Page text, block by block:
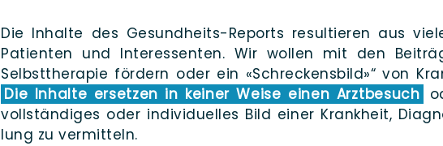
Die Inhal­te des Gesun­d­heits-Reports resul­tie­ren aus
Pati­en­ten und Inter­es­sen­ten. Wir wol­len mit den
Selbst­the­ra­pie för­dern oder ein «Schre­ckens­bild»“ von
Die Inhal­te erset­zen in kei­ner Wei­se einen Arzt­be­such
voll­stän­di­ges oder indi­vi­du­el­les Bild einer Krank­heit,
lung zu vermitteln.